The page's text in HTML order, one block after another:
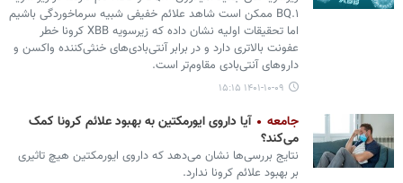
BQ.۱ ممکن است شاهد علائم خفیفی شبیه سرماخوردگی باشیم
اما تحقیقات اولیه نشان داده که زیرسویه XBB کرونا خطر
عفونت بالاتری دارد و در برابر آنتی‌بادی‌های خنثی‌کننده واکسن و
داروهای آنتی‌بادی مقاوم‌تر است.
۱۴۰۱-۱۰-۰۹ ۱۵:۱۵
جامعه
آیا داروی ایورمکتین به بهبود علائم کرونا کمک
می‌کند؟
نتایج بررسی‌ها نشان می‌دهد که داروی ایورمکتین هیچ تاثیری
بر بهبود علائم کرونا ندارد.